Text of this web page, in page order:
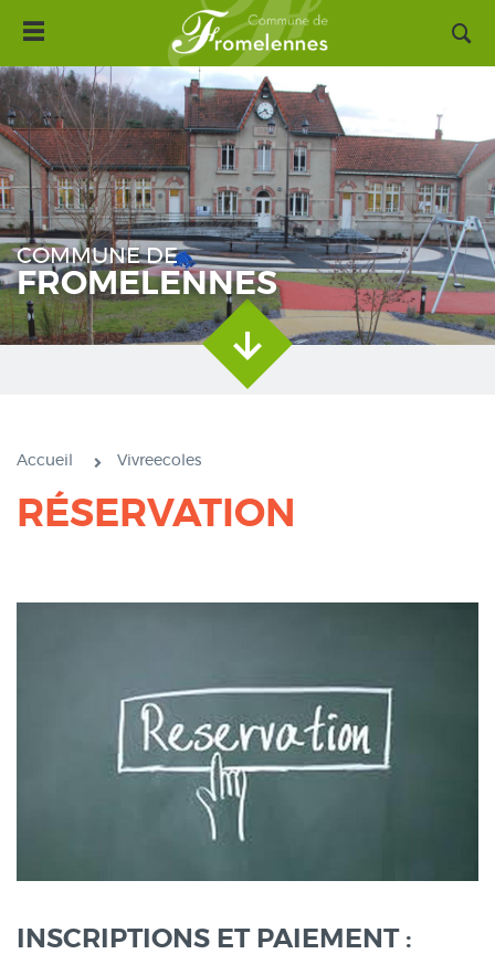
Aller
contenu
principal
Toggle
navigation
COMMUNE DE
FROMELENNES
Accueil Vivreecoles
RÉSERVATION
INSCRIPTIONS ET PAIEMENT :